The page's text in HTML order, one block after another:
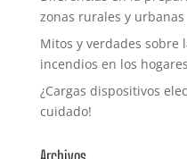
zonas rurales y urbanas
Mitos y verdades sobre
incendios en los hogares
¿Cargas dispositivos
cuidado!